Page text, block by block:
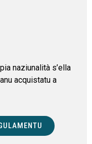
naziunalità s’ella
acquistatu a